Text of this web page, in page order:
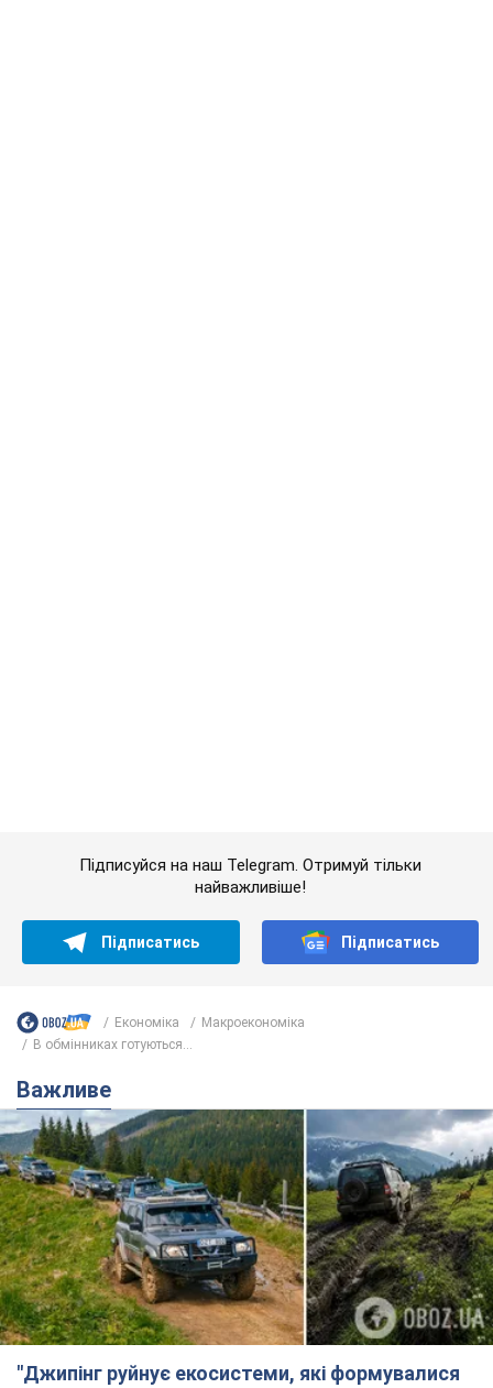
Підписуйся на наш Telegram. Отримуй тільки
найважливіше!
Підписатись Підписатись
Економіка
Mакроекономіка
В обмінниках готуються...
Важливе
"Джипінг руйнує екосистеми, які формувалися